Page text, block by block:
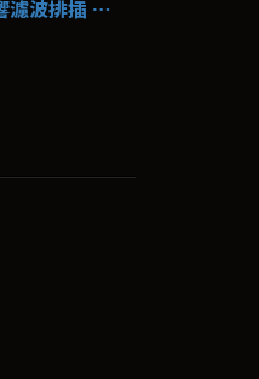
Power Quest G8 音響濾波排插 AudioQuest